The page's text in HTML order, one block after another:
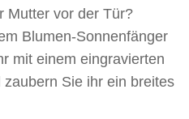
Mutter vor der Tür?
Blumen-Sonnenfänger
mit einem eingravierten
Sie ihr ein breites